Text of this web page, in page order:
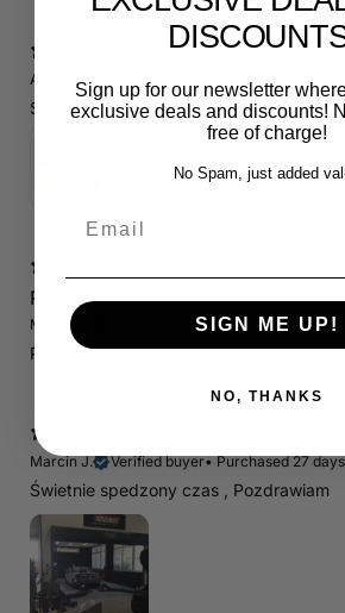
A.E.
Verified buyer Purchased 20 days ago
Schnelle Lieferung. Alles wie
7 reviews
RS3 8P
Marcin J. Verified buyer Store review
Polecam !
Marcin J.
Verified buyer•Purchased 27
Świetnie spedzony czas , Pozdrawiam
Sign up for our newsletter
exclusive deals and discounts!
free of charge!
No Spam, just added
SIGN ME UP!
NO, THANKS